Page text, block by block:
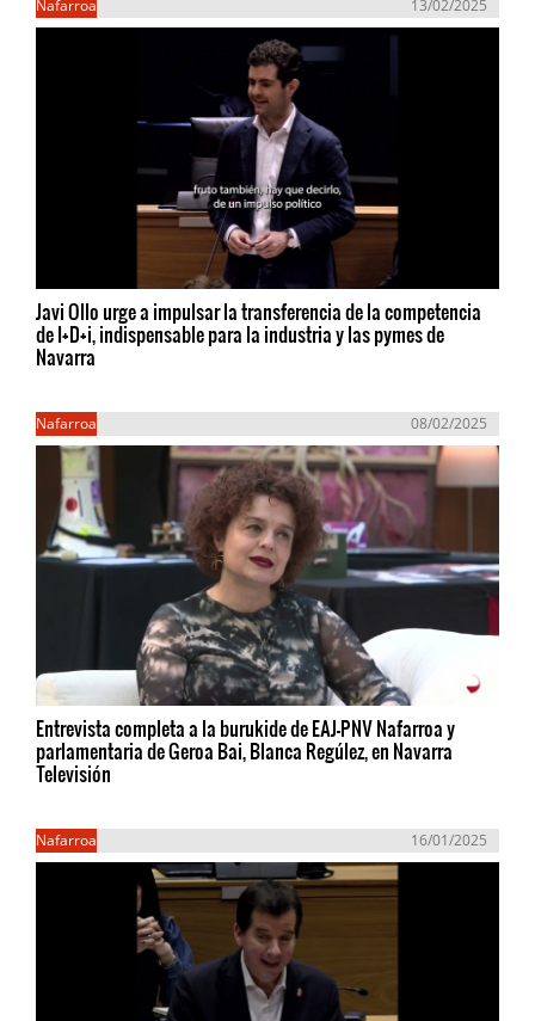
Nafarroa 13/02/2025
Javi Ollo urge a impulsar la transferencia de la competencia
de I+D+i, indispensable para la industria y las pymes de
Navarra
Nafarroa 08/02/2025
Entrevista completa a la burukide de EAJ-PNV Nafarroa y
parlamentaria de Geroa Bai, Blanca Regúlez, en Navarra
Televisión
Nafarroa 16/01/2025